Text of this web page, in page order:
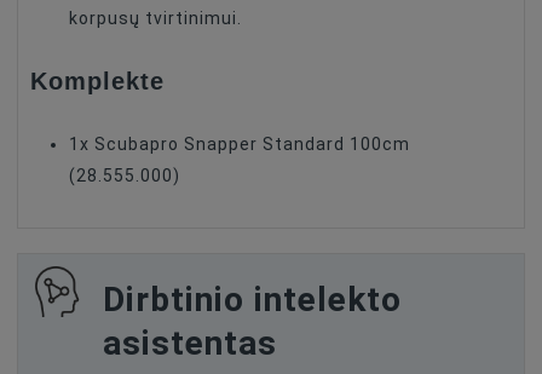
korpusų tvirtinimui.
Komplekte
1x Scubapro Snapper Standard 100cm
(28.555.000)
Dirbtinio intelekto
asistentas